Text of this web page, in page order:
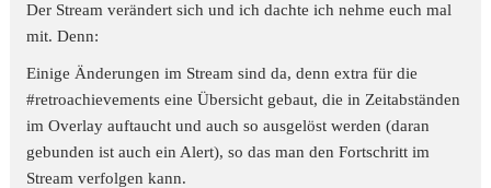
Der Stream verändert sich und ich dachte ich nehme euch mal
mit. Denn:
Einige Änderungen im Stream sind da, denn extra für die
#retroachievements eine Übersicht gebaut, die in Zeitabständen
im Overlay auftaucht und auch so ausgelöst werden (daran
gebunden ist auch ein Alert), so das man den Fortschritt im
Stream verfolgen kann.